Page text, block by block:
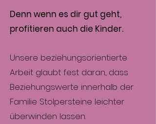
Denn wenn es dir gut geht,
profitieren auch die Kinder.
Unsere beziehungsorientierte
Arbeit glaubt fest daran, dass
Beziehungswerte innerhalb der
Familie Stolpersteine leichter
überwinden lassen.